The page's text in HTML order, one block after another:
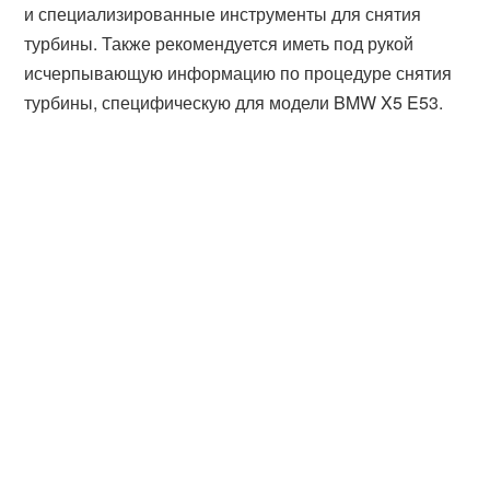
и специализированные инструменты для снятия
турбины. Также рекомендуется иметь под рукой
исчерпывающую информацию по процедуре снятия
турбины, специфическую для модели BMW X5 E53.